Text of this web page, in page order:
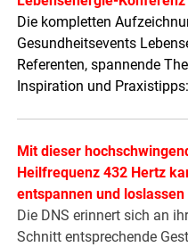
Die kompletten
Gesundheitsevents
Referenten, spannende
Inspiration und Praxistipps:
Mit dieser
Heilfrequenz 432 Hertz
entspannen und loslassen
Die DNS erinnert sich an
Schnitt entsprechende